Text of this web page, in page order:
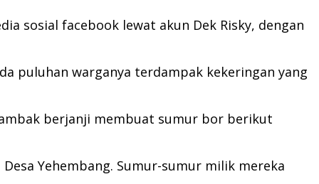
sosial facebook lewat akun Dek Risky, dengan
puluhan warganya terdampak kekeringan yang
berjanji membuat sumur bor berikut
Yehembang. Sumur-sumur milik mereka